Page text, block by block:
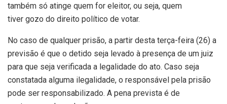
também só atinge quem for eleitor, ou seja, quem
tiver gozo do direito político de votar.
No caso de qualquer prisão, a partir desta terça-feira (26) a
previsão é que o detido seja levado à presença de um juiz
para que seja verificada a legalidade do ato. Caso seja
constatada alguma ilegalidade, o responsável pela prisão
pode ser responsabilizado. A pena prevista é de